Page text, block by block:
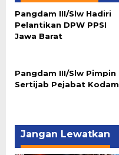
Pangdam III/Slw Hadiri
Pelantikan DPW PPSI
Jawa Barat
Pangdam III/Slw Pimpin
Sertijab Pejabat Kodam
Jangan Lewatkan